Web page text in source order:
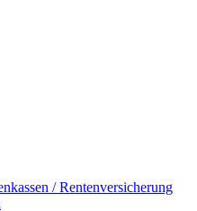
/ Rentenversicherung